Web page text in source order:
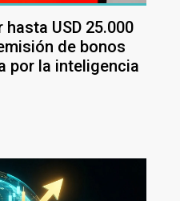
USD 25.000
de bonos
por la inteligencia